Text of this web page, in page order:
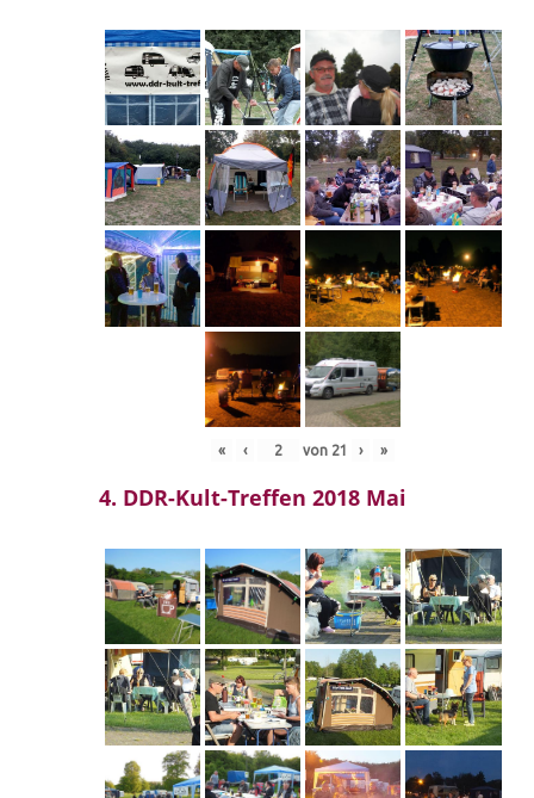
« ‹ von 21 › »
4. DDR-Kult-Treffen 2018 Mai